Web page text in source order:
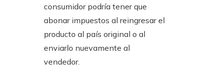
consumidor podría tener que
abonar impuestos al reingresar el
producto al país original o al
enviarlo nuevamente al
vendedor.